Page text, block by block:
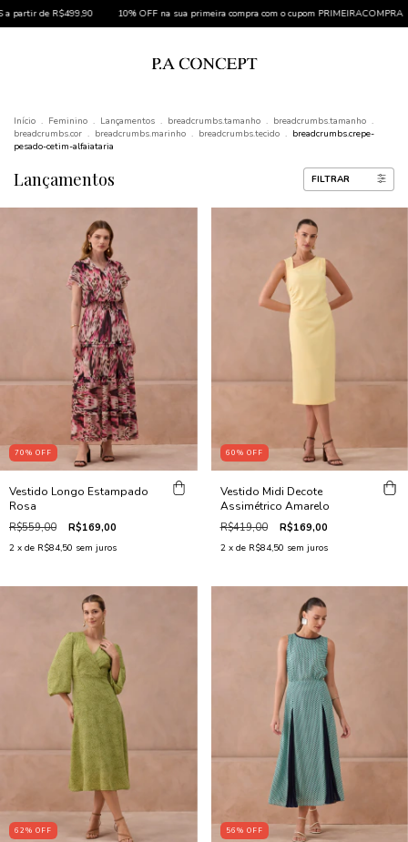
OFF na sua primeira compra com o cupom PRIMEIRACOMPRA *Cupom não cumulativo
Início . Feminino . Lançamentos . breadcrumbs.tamanho . breadcrumbs.tamanho .
breadcrumbs.cor . breadcrumbs.marinho . breadcrumbs.tecido . breadcrumbs.crepe-
pesado-cetim-alfaiataria
Lançamentos FILTRAR
70% OFF
Vestido Longo Estampado
Rosa
R$559,00 R$169,00
2 x de R$84,50 sem juros
60% OFF
Vestido Midi Decote
Assimétrico Amarelo
R$419,00 R$169,00
2 x de R$84,50 sem juros
62% OFF 56% OFF